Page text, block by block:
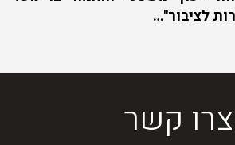
לציבור"…
צרו קשר